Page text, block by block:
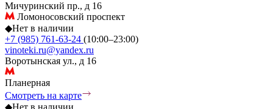
Мичуринский пр., д 16
Ломоносовский проспект
◆Нет в наличии
+7 (985) 761-63-24 (10:00–23:00)
vinoteki.ru@yandex.ru
Воротынская ул., д 16
Планерная
Смотреть на карте